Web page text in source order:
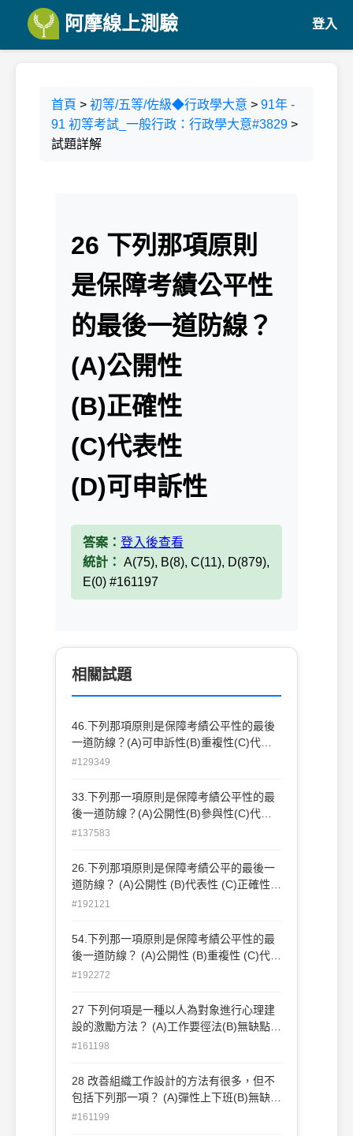
阿摩線上測驗 登入
首頁 > 初等/五等/佐級◆行政學大意 > 91年 -
91 初等考試_一般行政：行政學大意#3829 >
試題詳解
26 下列那項原則
是保障考績公平性
的最後一道防線？
(A)公開性
(B)正確性
(C)代表性
(D)可申訴性
答案： 登入後查看
統計： A(75), B(8), C(11), D(879),
E(0) #161197
相關試題
46.下列那項原則是保障考績公平性的最後
一道防線？(A)可申訴性(B)重複性(C)代表
性(D)公開性。
#129349
33.下列那一項原則是保障考績公平性的最
後一道防線？(A)公開性(B)參與性(C)代表
性(D)可申訴性
#137583
26.下列那項原則是保障考績公平的最後一
道防線？ (A)公開性 (B)代表性 (C)正確性
(D)可申訴性
#192121
54.下列那一項原則是保障考績公平性的最
後一道防線？ (A)公開性 (B)重複性 (C)代表
性 (D)可申訴性
#192272
27 下列何項是一種以人為對象進行心理建
設的激勵方法？ (A)工作要徑法(B)無缺點計
畫(C)計畫評核術(D)敏感度訓練
#161198
28 改善組織工作設計的方法有很多，但不
包括下列那一項？ (A)彈性上下班(B)無缺點
計畫(C)工作擴大化(D)德菲作業法
#161199